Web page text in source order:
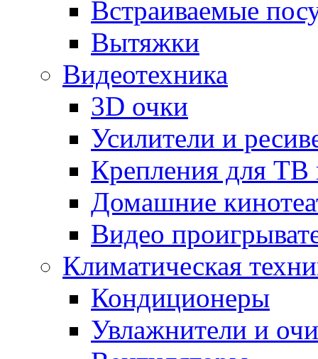
Встраиваемые
Вытяжки
Видеотехника
3D очки
Усилители и
Крепления для ТВ
Домашние
Видео
Климатическая
Кондиционеры
Увлажнители и